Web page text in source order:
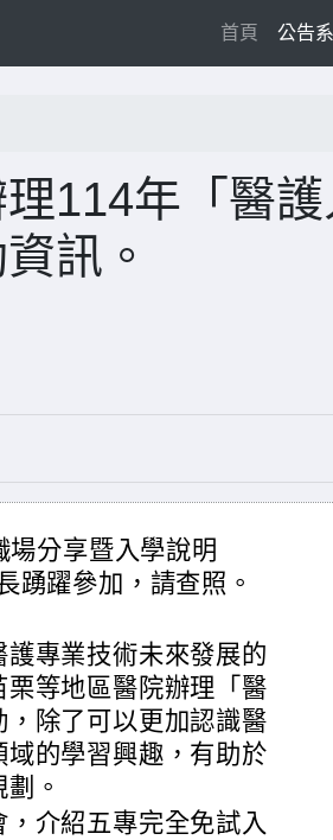
首頁 (current)
公告
114年「醫
訊。
場分享暨入學說明
踴躍參加，請查照。
專業技術未來發展的
等地區醫院辦理「醫
除了可以更加認識醫
的學習興趣，有助於
。
介紹五專完全免試入